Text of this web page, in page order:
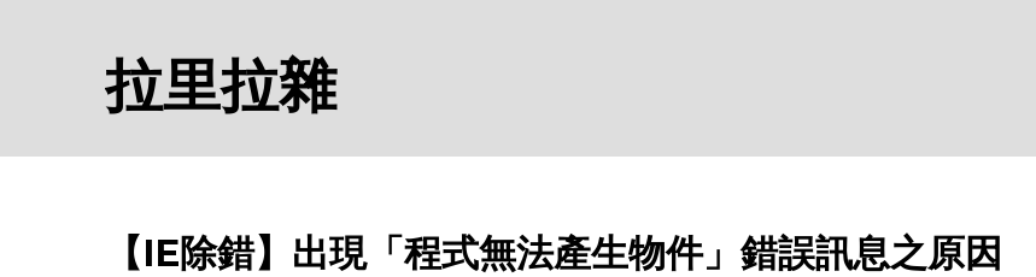
拉里拉雜
【IE除錯】出現「程式無法產生物件」錯誤訊息之原因